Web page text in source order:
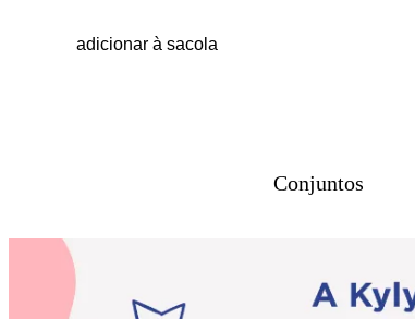
adicionar à sacola
Conjuntos